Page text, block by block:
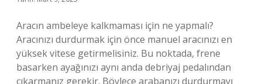
Aracın ambeleye kalkmaması için ne yapmalı?
Aracınızı durdurmak için önce manuel aracınızı en
yüksek vitese getirmelisiniz. Bu noktada, frene
basarken ayağınızı aynı anda debriyaj pedalından
çıkarmanız gerekir. Böylece arabanızı durdurmayı